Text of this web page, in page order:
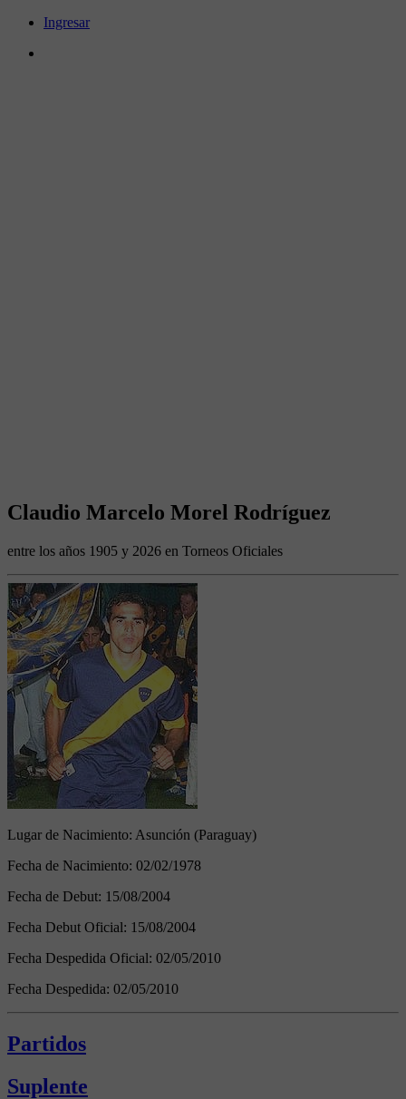
Ingresar
Claudio Marcelo Morel Rodríguez
entre los años 1905 y 2026 en Torneos Oficiales
Lugar de Nacimiento: Asunción (Paraguay)
Fecha de Nacimiento: 02/02/1978
Fecha de Debut: 15/08/2004
Fecha Debut Oficial: 15/08/2004
Fecha Despedida Oficial: 02/05/2010
Fecha Despedida: 02/05/2010
Partidos
Suplente